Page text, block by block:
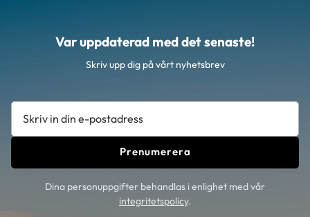
Var uppdaterad med det senaste!
Skriv upp dig på vårt nyhetsbrev
Prenumerera
Dina personuppgifter behandlas i enlighet med vår
integritetspolicy.